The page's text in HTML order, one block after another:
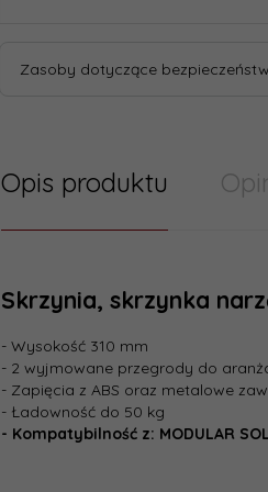
Zasoby dotyczące
Opis produktu
Skrzynia, skrzynka
- Wysokość 310 mm
- 2 wyjmowane przegrody do
- Zapięcia z ABS oraz metalowe
- Ładowność do 50 kg
- Kompatybilność z: MODULAR